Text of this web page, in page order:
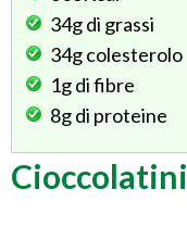
34gdi grassi
34gcolesterolo
1gdi fibre
8gdi proteine
Cioccolatini